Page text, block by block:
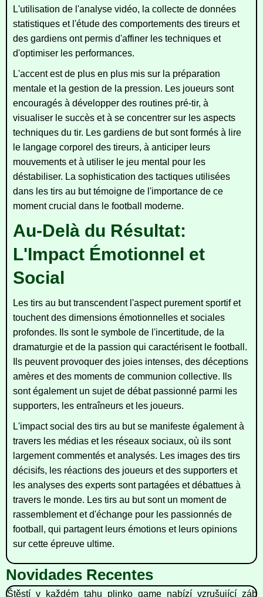
L'utilisation de l'analyse vidéo, la collecte de données
statistiques et l'étude des comportements des tireurs et
des gardiens ont permis d'affiner les techniques et
d'optimiser les performances.
L'accent est de plus en plus mis sur la préparation
mentale et la gestion de la pression. Les joueurs sont
encouragés à développer des routines pré-tir, à
visualiser le succès et à se concentrer sur les aspects
techniques du tir. Les gardiens de but sont formés à lire
le langage corporel des tireurs, à anticiper leurs
mouvements et à utiliser le jeu mental pour les
déstabiliser. La sophistication des tactiques utilisées
dans les tirs au but témoigne de l'importance de ce
moment crucial dans le football moderne.
Au-Delà du Résultat:
L'Impact Émotionnel et
Social
Les tirs au but transcendent l'aspect purement sportif et
touchent des dimensions émotionnelles et sociales
profondes. Ils sont le symbole de l'incertitude, de la
dramaturgie et de la passion qui caractérisent le football.
Ils peuvent provoquer des joies intenses, des déceptions
amères et des moments de communion collective. Ils
sont également un sujet de débat passionné parmi les
supporters, les entraîneurs et les joueurs.
L'impact social des tirs au but se manifeste également à
travers les médias et les réseaux sociaux, où ils sont
largement commentés et analysés. Les images des tirs
décisifs, les réactions des joueurs et des supporters et
les analyses des experts sont partagées et débattues à
travers le monde. Les tirs au but sont un moment de
rassemblement et d'échange pour les passionnés de
football, qui partagent leurs émotions et leurs opinions
sur cette épreuve ultime.
Novidades Recentes